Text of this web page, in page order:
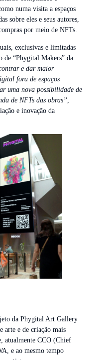
numa visita a espaços
sobre eles e seus autores,
por meio de NFTs.
exclusivas e limitadas
de “Phygital Makers” da
e dar maior
fora de espaços
uma nova possibilidade de
de NFTs das obras”,
e inovação da
da Phygital Art Gallery
arte e de criação mais
atualmente CCO (Chief
e ao mesmo tempo